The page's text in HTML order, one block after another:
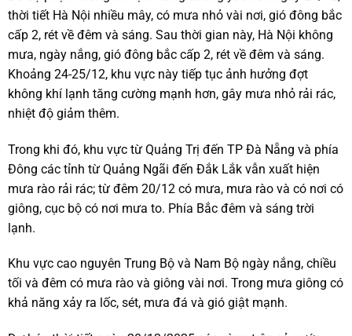
thời tiết Hà Nội nhiều mây, có mưa nhỏ vài nơi, gió đông bắc
cấp 2, rét về đêm và sáng. Sau thời gian này, Hà Nội không
mưa, ngày nắng, gió đông bắc cấp 2, rét về đêm và sáng.
Khoảng 24-25/12, khu vực này tiếp tục ảnh hưởng đợt
không khí lạnh tăng cường mạnh hơn, gây mưa nhỏ rải rác,
nhiệt độ giảm thêm.
Trong khi đó, khu vực từ Quảng Trị đến TP Đà Nẵng và phía
Đông các tỉnh từ Quảng Ngãi đến Đắk Lắk vẫn xuất hiện
mưa rào rải rác; từ đêm 20/12 có mưa, mưa rào và có nơi có
giông, cục bộ có nơi mưa to. Phía Bắc đêm và sáng trời
lạnh.
Khu vực cao nguyên Trung Bộ và Nam Bộ ngày nắng, chiều
tối và đêm có mưa rào và giông vài nơi. Trong mưa giông có
khả năng xảy ra lốc, sét, mưa đá và gió giật mạnh.